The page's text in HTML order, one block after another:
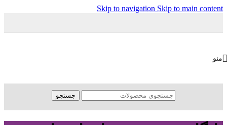
Skip to navigation Skip to main content
منو
جستجو